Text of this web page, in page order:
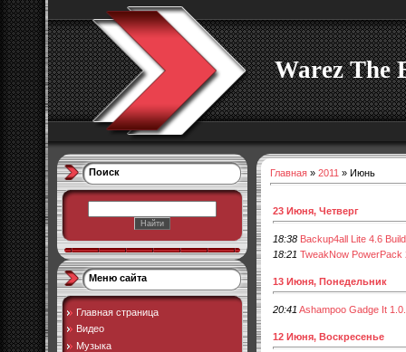
Warez The
Поиск
Меню сайта
Главная страница
Видео
Музыка
Главная » 2011 » Июнь
23 Июня, Четверг
18:38 Backup4all Lite 4.6
18:21 TweakNow PowerPack
13 Июня, Понедельник
20:41 Ashampoo Gadge It
12 Июня, Воскресенье